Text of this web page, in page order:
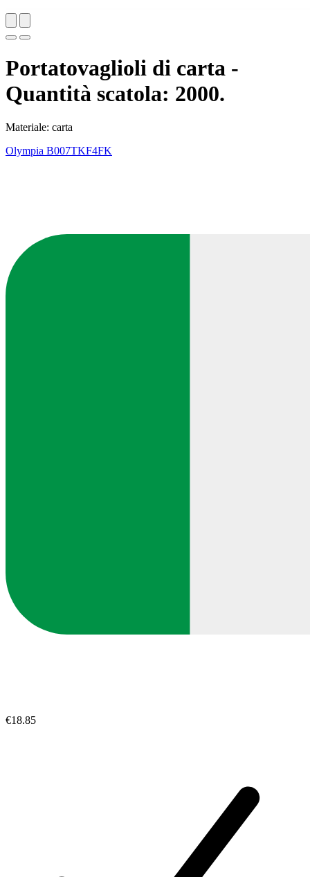
Portatovaglioli di carta -
Quantità scatola: 2000.
Materiale: carta
Olympia B007TKF4FK
€18.85